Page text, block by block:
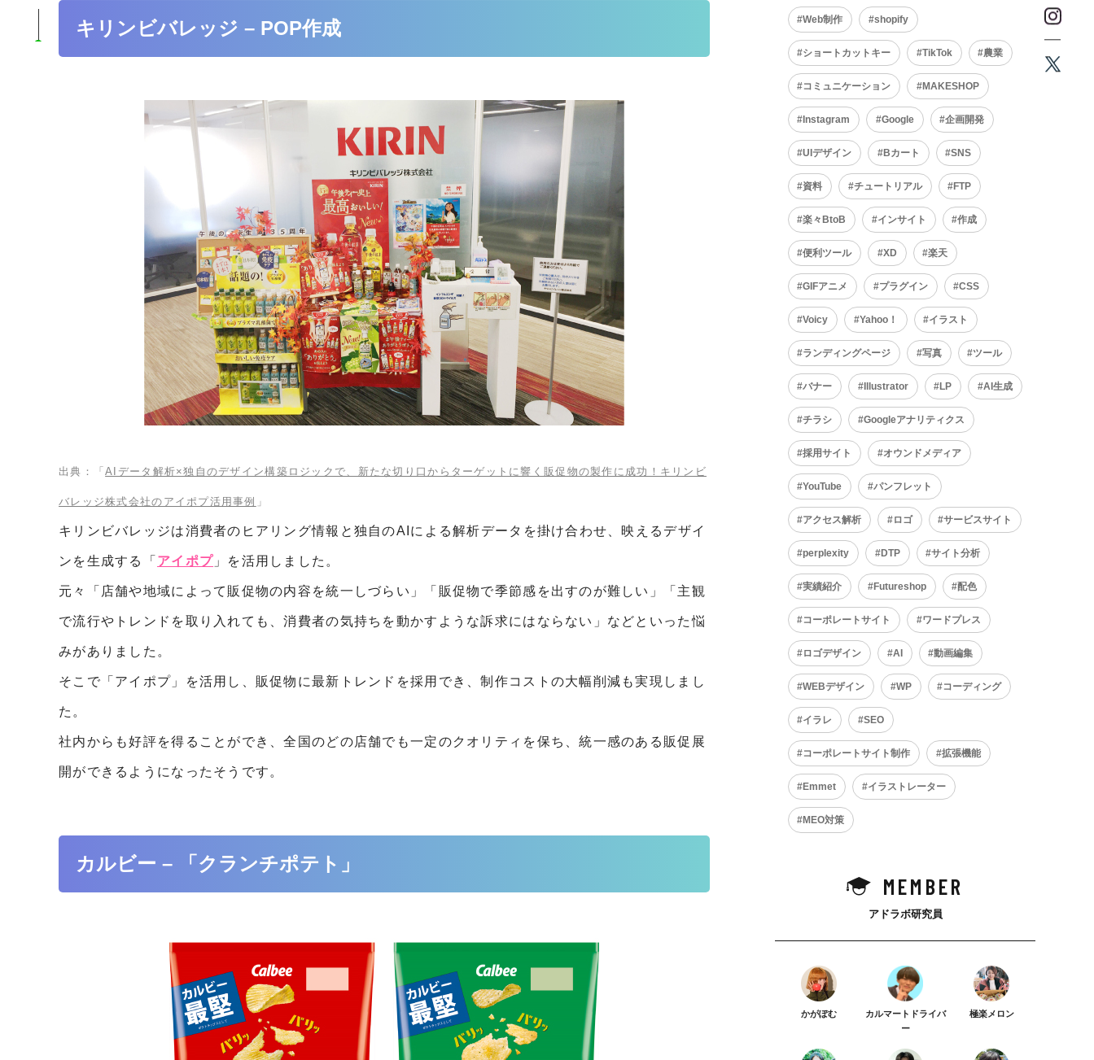
キリンビバレッジ – POP作成
出典：「AIデータ解析×独自のデザイン構築ロジックで、新たな切り口からターゲットに響く販促物の製作に成功！キリンビ
バレッジ株式会社のアイポプ活用事例 」
キリンビバレッジは消費者のヒアリング情報と独自のAIによる解析データを掛け合わせ、映えるデザイ
ンを生成する「 アイポプ 」を活用しました。
元々「店舗や地域によって販促物の内容を統一しづらい」「販促物で季節感を出すのが難しい」「主観
で流行やトレンドを取り入れても、消費者の気持ちを動かすような訴求にはならない」などといった悩
みがありました。
そこで「アイポプ」を活用し、販促物に最新トレンドを採用でき、制作コストの大幅削減も実現しまし
た。
社内からも好評を得ることができ、全国のどの店舗でも一定のクオリティを保ち、統一感のある販促展
開ができるようになったそうです。
カルビー – 「クランチポテト」
Web制作 shopify
ショートカットキー TikTok 農業
コミュニケーション MAKESHOP
Instagram Google 企画開発
UIデザイン Bカート SNS
資料 チュートリアル FTP
楽々BtoB インサイト 作成
便利ツール XD 楽天
GIFアニメ プラグイン CSS
Voicy Yahoo！ イラスト
ランディングページ 写真 ツール
バナー Illustrator LP AI生成
チラシ Googleアナリティクス
採用サイト オウンドメディア
YouTube パンフレット
アクセス解析 ロゴ サービスサイト
perplexity DTP サイト分析
実績紹介 Futureshop 配色
コーポレートサイト ワードプレス
ロゴデザイン AI 動画編集
WEBデザイン WP コーディング
イラレ SEO
コーポレートサイト制作 拡張機能
Emmet イラストレーター
MEO対策
MEMBER
アドラボ研究員
かがぽむ
カルマートドライバ
ー
極楽メロン